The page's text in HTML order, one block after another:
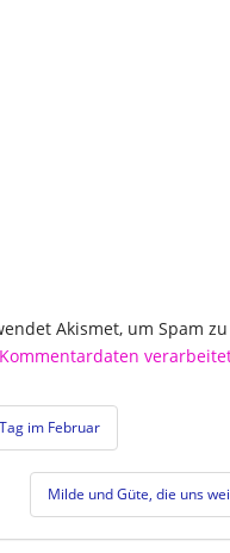
Akismet, um Spam
im Februar
Milde und Güte, die uns